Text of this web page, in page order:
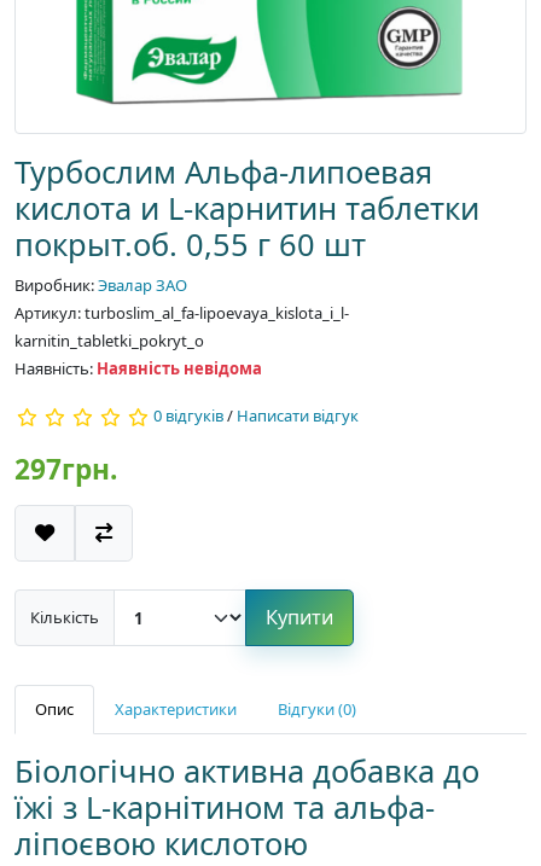
Турбослим Альфа-липоевая
кислота и L-карнитин таблетки
покрыт.об. 0,55 г 60 шт
Виробник:Эвалар ЗАО
Артикул: turboslim_al_fa-lipoevaya_kislota_i_l-
karnitin_tabletki_pokryt_o
Наявність: Наявність невідома
0 відгуків/ Написати відгук
297грн.
Кількість Купити
Опис Характеристики Відгуки (0)
Біологічно активна добавка до
їжі з L-карнітином та альфа-
ліпоєвою кислотою